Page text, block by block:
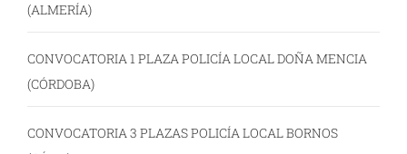
(ALMERÍA)
CONVOCATORIA 1 PLAZA POLICÍA LOCAL DOÑA MENCIA
(CÓRDOBA)
CONVOCATORIA 3 PLAZAS POLICÍA LOCAL BORNOS